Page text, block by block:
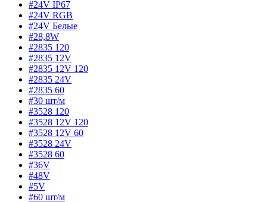
#24V IP67
#24V RGB
#24V Белые
#28,8W
#2835 120
#2835 12V
#2835 12V 120
#2835 24V
#2835 60
#30 шт/м
#3528 120
#3528 12V 120
#3528 12V 60
#3528 24V
#3528 60
#36V
#48V
#5V
#60 шт/м